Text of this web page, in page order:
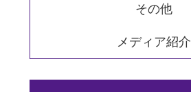
メディア紹介
その他